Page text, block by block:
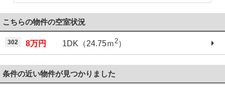
こちらの物件の空室状況
302 8万円 1DK（24.75ｍ 2）
条件の近い物件が見つかりました